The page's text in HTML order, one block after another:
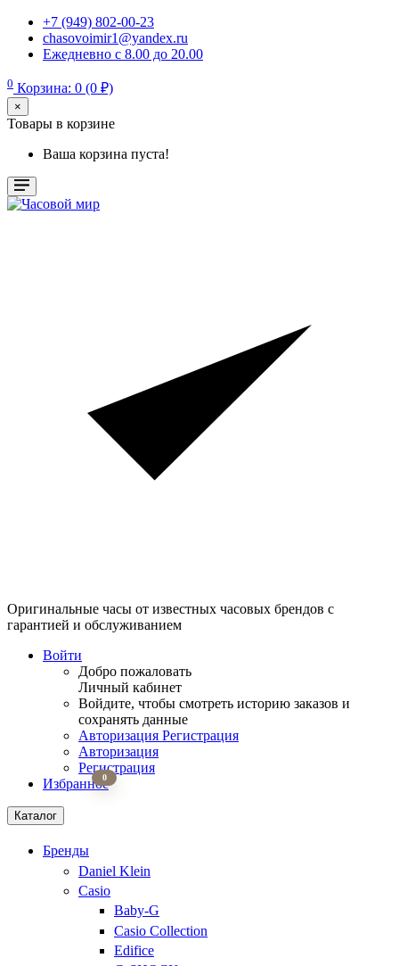
+7 (949) 802-00-23
chasovoimir1@yandex.ru
Ежедневно с 8.00 до 20.00
0 Корзина: 0 (0 ₽)
×
Товары в корзине
Ваша корзина пуста!
Оригинальные часы от известных часовых брендов с
гарантией и обслуживанием
Войти
Добро пожаловать
Личный кабинет
Войдите, чтобы смотреть историю заказов и
сохранять данные
Авторизация Регистрация
Авторизация
Регистрация
Избранное
0
Каталог
Бренды
Daniel Klein
Casio
Baby-G
Casio Collection
Edifice